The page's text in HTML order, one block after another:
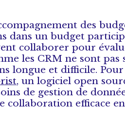
des
dans un budget
collaborer pour
les CRM ne sont pas
longue et difficile.
, un logiciel open
de gestion de
collaboration efficace